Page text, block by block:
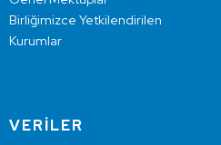
Birliğimizce Yetkilendirilen
Kurumlar
VERİLER